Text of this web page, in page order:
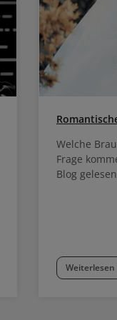
Welche
Frage
Blog
Weiterlesen